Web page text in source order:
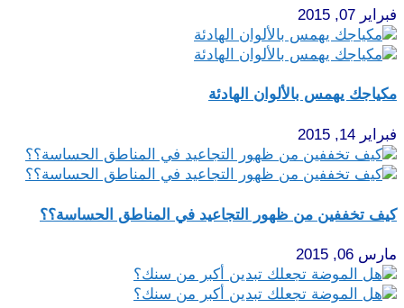
فبراير 07, 2015
مكياجك يهمس بالألوان الهادئة
فبراير 14, 2015
كيف تخففين من ظهور التجاعيد في المناطق الحساسة؟؟
مارس 06, 2015